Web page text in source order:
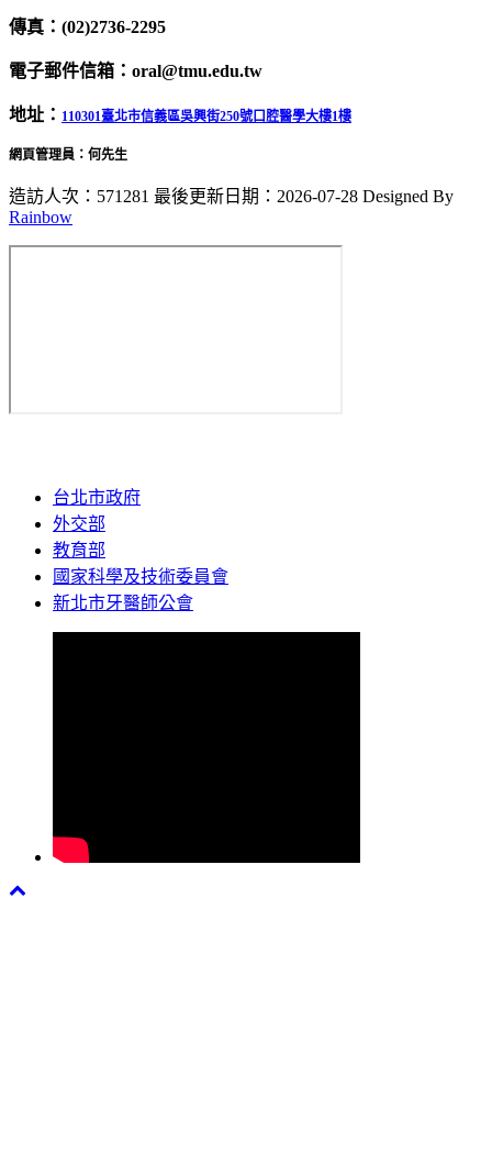
傳真：(02)2736-2295
電子郵件信箱：oral@tmu.edu.tw
地址： 110301臺北市信義區吳興街250號口腔醫學大樓1樓
網頁管理員：何先生
造訪人次：571281 最後更新日期：2026-07-28 Designed By
Rainbow
台北市政府
外交部
教育部
國家科學及技術委員會
新北市牙醫師公會